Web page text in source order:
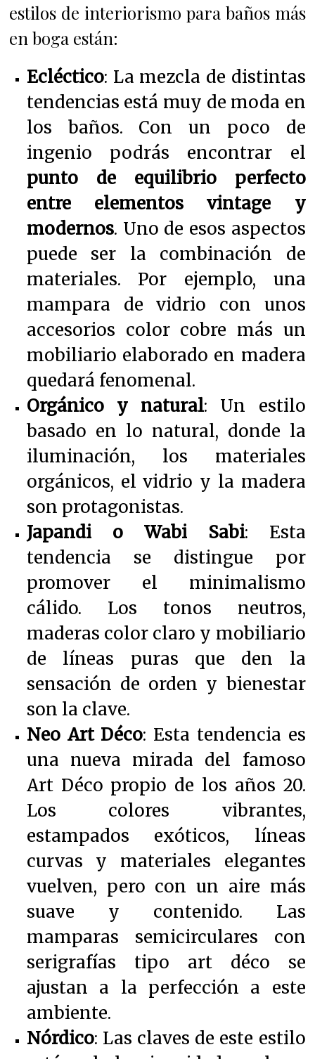
estilos de interiorismo para baños más
en boga están:
Ecléctico: La mezcla de distintas
tendencias está muy de moda en
los baños. Con un poco de
ingenio podrás encontrar el
punto de equilibrio perfecto
entre elementos vintage y
modernos. Uno de esos aspectos
puede ser la combinación de
materiales. Por ejemplo, una
mampara de vidrio con unos
accesorios color cobre más un
mobiliario elaborado en madera
quedará fenomenal.
Orgánico y natural: Un estilo
basado en lo natural, donde la
iluminación, los materiales
orgánicos, el vidrio y la madera
son protagonistas.
Japandi o Wabi Sabi: Esta
tendencia se distingue por
promover el minimalismo
cálido. Los tonos neutros,
maderas color claro y mobiliario
de líneas puras que den la
sensación de orden y bienestar
son la clave.
Neo Art Déco: Esta tendencia es
una nueva mirada del famoso
Art Déco propio de los años 20.
Los colores vibrantes,
estampados exóticos, líneas
curvas y materiales elegantes
vuelven, pero con un aire más
suave y contenido. Las
mamparas semicirculares con
serigrafías tipo art déco se
ajustan a la perfección a este
ambiente.
Nórdico: Las claves de este estilo